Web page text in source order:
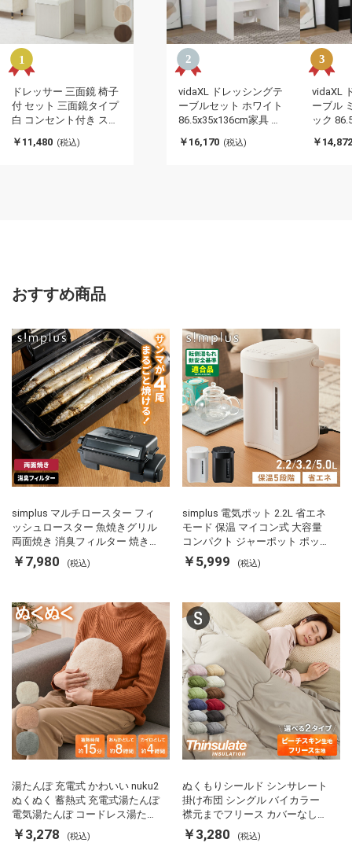
ドレッサー 三面鏡 椅子
付 セット 三面鏡タイプ
白 コンセント付き スツ
い かわいい ホワイト フ
￥11,480 (税込)
vidaXL ドレッシングテ
ーブルセット ホワイト
86.5x35x136cm家具 キ
面・化粧台ユニット 寝
￥16,170 (税込)
vidaXL
ーブル
ック
洗面・
￥14,872
おすすめ商品
simplus マルチロースター フィ
ッシュロースター 魚焼きグリル
両面焼き 消臭フィルター 焼き魚
両面ヒーター タイマー付き SP-
FRS01 マットブラック シンプラ
￥7,980 (税込)
simplus 電気ポット 2.2L 省エネ
モード 保温 マイコン式 大容量
コンパクト ジャーポット ポット
カルキ抜き 空焚き防止 温度調節
軽量 SP-PD22 シンプラス
￥5,999 (税込)
湯たんぽ 充電式 かわいい nuku2
ぬくぬく 蓄熱式 充電式湯たんぽ
電気湯たんぽ コードレス湯たん
ぽ エコ 節電 節約 省エネ 充電式
エコ電気あんか EWT-2143 スリ
￥3,278 (税込)
ぬくもりシールド シンサレート
掛け布団 シングル バイカラー
襟元までフリース カバーなしで
使える 軽い 丸洗い 断熱 保温 抗
菌防臭 洗える 防ダニ 軽量 ホコ
￥3,280 (税込)